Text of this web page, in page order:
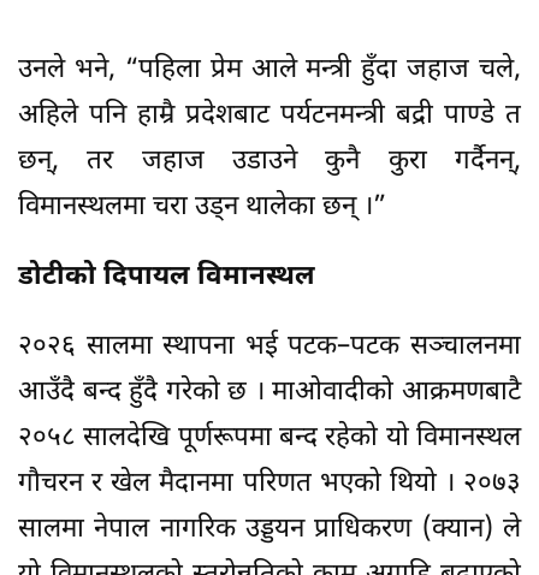
उनले भने, “पहिला प्रेम आले मन्त्री हुँदा जहाज चले,
अहिले पनि हाम्रै प्रदेशबाट पर्यटनमन्त्री बद्री पाण्डे त
छन्, तर जहाज उडाउने कुनै कुरा गर्दैनन्,
विमानस्थलमा चरा उड्न थालेका छन् ।”
डोटीको दिपायल विमानस्थल
२०२६ सालमा स्थापना भई पटक–पटक सञ्चालनमा
आउँदै बन्द हुँदै गरेको छ । माओवादीको आक्रमणबाटै
२०५८ सालदेखि पूर्णरूपमा बन्द रहेको यो विमानस्थल
गौचरन र खेल मैदानमा परिणत भएको थियो । २०७३
सालमा नेपाल नागरिक उड्डयन प्राधिकरण (क्यान) ले